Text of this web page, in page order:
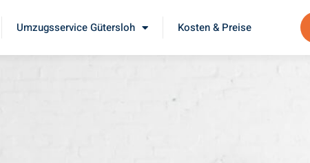
Umzugsservice Gütersloh Kosten & Preise